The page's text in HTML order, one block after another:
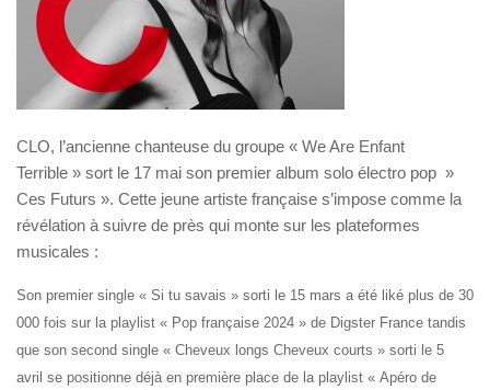
CLO, l’ancienne chanteuse du groupe « We Are Enfant
Terrible » sort le 17 mai son premier album solo électro pop »
Ces Futurs ». Cette jeune artiste française s’impose comme la
révélation à suivre de près qui monte sur les plateformes
musicales :
Son premier single « Si tu savais » sorti le 15 mars a été liké plus de 30
000 fois sur la playlist « Pop française 2024 » de Digster France tandis
que son second single « Cheveux longs Cheveux courts » sorti le 5
avril se positionne déjàen première place de la playlist « Apéro de